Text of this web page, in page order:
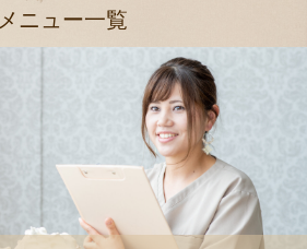
メニュー一覧